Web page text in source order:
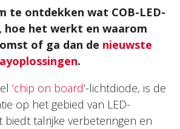
te ontdekken wat COB-LED-
hoe het werkt en waarom
of ga dan de nieuwste
.
‘chip on board’-lichtdiode, is de
op het gebied van LED-
biedt talrijke verbeteringen en